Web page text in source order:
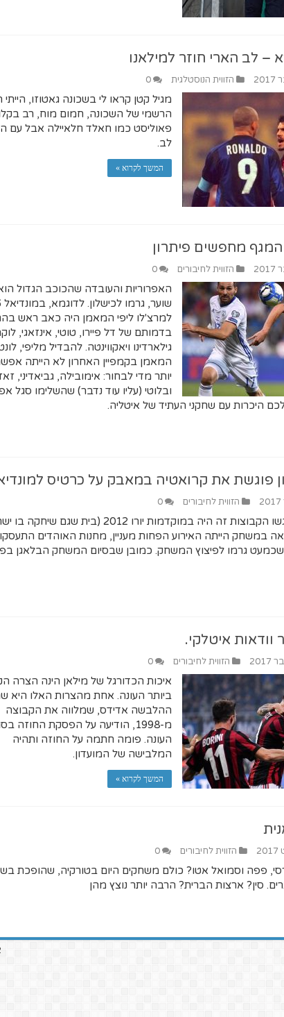
– לב הארי חוזר למילאנו
הזווית הנוסטלגית 0
מגיל קטן קראו לי בשכונה גאטוזו,
הרשמי של השכונה, חמום מוח, רב
פאוליסט כמו חאלד חלאיילה אבל עם
לב.
המשך לקרוא »
מחפשים פיתרון
הזווית לחיבורים 0
האפרוריות והעובדה שהכוכב הגדול
למרצ'לו ליפי המאמן היה כאב ראש
בדמותם של דל פיירו, טוטי, אינזאגי,
גילארדינו ויאקווינטה. להבדיל מליפי,
המאמן בקמפיין האחרון לא הייתה
יותר מדי לבחור: אימובילה, גביאדיני,
ובלוטי (עליו עוד נדבר) שהשלימו סגל
היכרות עם שחקני העתיד של איטליה.
פוגשת את קרואטיה במאבק על כרטיס
הזווית לחיבורים 0
בפעם האחרונה שנפגשו הקבוצות זה היה במוקדמות יורו 2012 (בית שגם
ניצחה 2:0. התוצאה במשחק הייתה האירוע הפחות מעניין, מחנות האוהדים התעסקו
גרמו לפיצוץ המשחק. כמובן שבסיום המשחק הבלאגן
וודאות איטלקי.
הזווית לחיבורים 0
איכות הכדורגל של מילאן הינה הצרה
ביותר העונה. אחת מהצרות האלו היא
ההלבשה אדידס, שמלווה את הקבוצה
מ-1998, הודיעה על הפסקת החוזה
העונה. פומה חתמה על החוזה ותהיה
המלבישה של המועדון.
המשך לקרוא »
הזווית לחיבורים 0
פפה וסמואל אטו? כולם משחקים היום בטורקיה, שהופכת
סין? ארצות הברית? הרבה יותר נוצץ מהן